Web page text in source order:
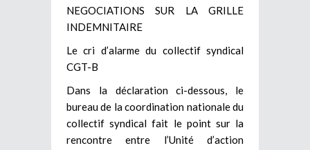
NEGOCIATIONS SUR LA GRILLE
INDEMNITAIRE
Le cri d’alarme du collectif syndical
CGT-B
Dans la déclaration ci-dessous, le
bureau de la coordination nationale du
collectif syndical fait le point sur la
rencontre entre l’Unité d’action